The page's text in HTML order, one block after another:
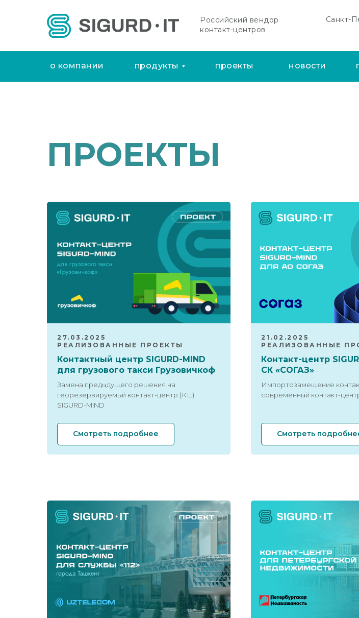
Российский вендор
контакт-центров
Санкт-
о компании продукты проекты новости
ПРОЕКТЫ
27.03.2025
РЕАЛИЗОВАННЫЕ ПРОЕКТЫ
Контактный центр SIGURD-MIND
для грузового такси Грузовичкоф
Замена предыдущего решения на
георезервируемый контакт-центр (КЦ)
SIGURD-MIND
Смотреть подробнее
21.02.2025
РЕАЛИЗОВАННЫЕ
Контакт-центр
СК «СОГАЗ»
Импортозамещение
современный контакт-
Смотреть